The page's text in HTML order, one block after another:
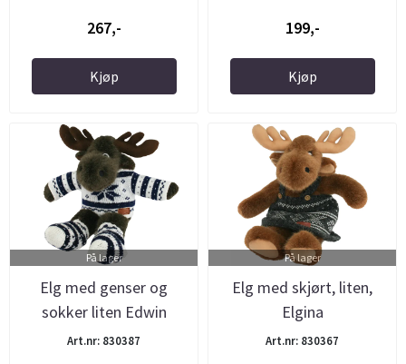
267,-
Kjøp
199,-
Kjøp
På lager
Elg med genser og
sokker liten Edwin
Art.nr: 830387
På lager
Elg med skjørt, liten,
Elgina
Art.nr: 830367